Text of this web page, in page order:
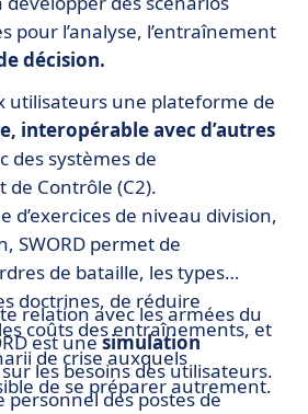
pour l’analyse, l’entraînement
décision.
utilisateurs une plateforme de
interopérable avec d’autres
des systèmes de
Contrôle (C2).
d’exercices de niveau division,
SWORD permet de
de bataille, les types
doctrines, de réduire
coûts des entraînements, et
de crise auxquels
de se préparer autrement.
relation avec les armées du
est unesimulation
les besoins des utilisateurs.
personnel des postes de